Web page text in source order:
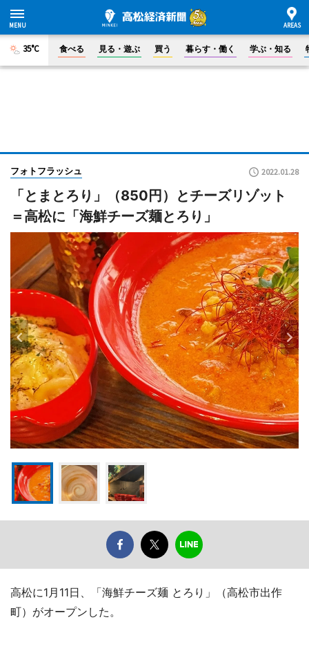
35°C 食べる 見る・遊ぶ 買う 暮らす・働く 学ぶ・知る
フォトフラッシュ 2022.01.28
「とまとろり」（850円）とチーズリゾット
＝高松に「海鮮チーズ麺とろり」
高松に1月11日、「海鮮チーズ麺 とろり」（高松市出作
町）がオープンした。